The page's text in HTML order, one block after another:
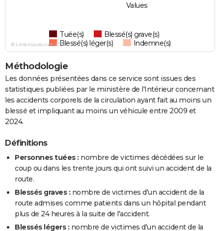
Values
Tuée(s)
Blessé(s) grave(s)
Blessé(s) léger(s)
Indemne(s)
© Linternaute.com 2026
Méthodologie
Les données présentées dans ce service sont issues des
statistiques publiées par le ministère de l'Intérieur concernant
les accidents corporels de la circulation ayant fait au moins un
blessé et impliquant au moins un véhicule entre 2009 et
2024.
Définitions
Personnes tuées : nombre de victimes décédées sur le
coup ou dans les trente jours qui ont suivi un accident de la
route.
Blessés graves : nombre de victimes d'un accident de la
route admises comme patients dans un hôpital pendant
plus de 24 heures à la suite de l'accident.
Blessés légers : nombre de victimes d'un accident de la